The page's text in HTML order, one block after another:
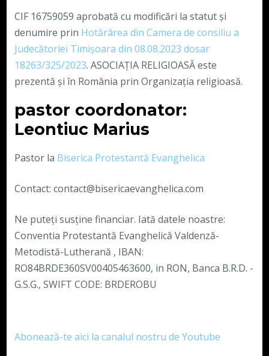
CIF 16759059 aprobată cu modificări la statut și
denumire prin Hotărârea din Camera de consiliu a
Judecătoriei Timișoara din 08.08.2023 dosar
18263/325/2023. ASOCIAȚIA RELIGIOASĂ este
prezentă și în România prin Organizația religioasă.
pastor coordonator:
Leontiuc Marius
Pastor la Biserica Protestantă Evanghelica
Contact: contact@bisericaevanghelica.com
Ne puteți susține financiar. Iată datele noastre:
Conventia Protestantă Evanghelică Valdenză-
Metodistă-Lutherană , IBAN:
RO84BRDE360SV00405463600, in RON, Banca B.R.D. -
G.S.G., SWIFT CODE: BRDEROBU
Abonează-te aici la canalul nostru de Youtube